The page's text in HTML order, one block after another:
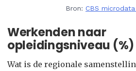
Bron: CBS
Werkenden naar
opleidingsniveau (%)
Wat is de regionale